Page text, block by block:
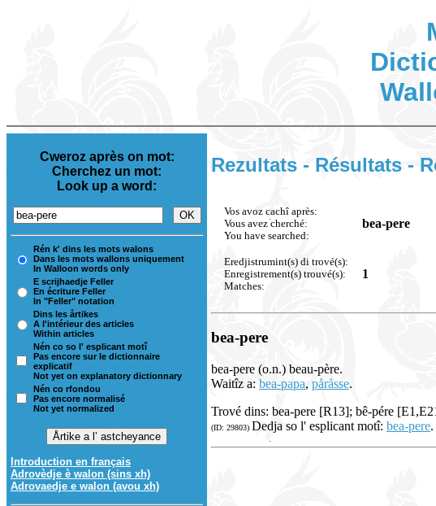
Cweroz après on mot:
Cherchez un mot:
Look up a word:
Rén k' dins les mots walons
Dans les mots wallons uniquement
In Walloon words only
E scrijhaedje Feller
En écriture Feller
In "Feller" notation
Dins les årtikes
A l'intérieur des articles
Within articles
Nén co so l' esplicant motî
Pas encore sur le dictionnaire
explicatif
Not yet on explanatory dictionnary
Nén co rfondou
Pas encore normalisé
Not yet normalized
Introduction en français
Adrovèdje è walon (sins xh)
Adrovaedje e walon (avou xh)
Rezultats - Résultats -
Vos avoz cachî après:
Vous avez cherché:
You have searched:
bea-pere
Eredjistrumint(s) di trové(s):
Enregistrement(s) trouvé(s):
Matches:
1
bea-pere
bea-pere (o.n.) beau-père.
Waitîz a: bea-papa, påråsse.
Trové dins: bea-pere [R13]; bê-pére
(ID: 29803) Dedja so l' esplicant motî: bea-pere.